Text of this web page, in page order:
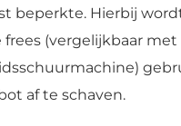
beperkte. Hierbij
(vergelijkbaar met
af te schaven.